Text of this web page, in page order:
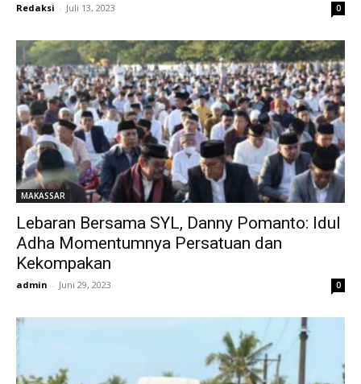
Redaksi - Juli 13, 2023 0
MAKASSAR
Lebaran Bersama SYL, Danny Pomanto: Idul
Adha Momentumnya Persatuan dan
Kekompakan
admin - Juni 29, 2023 0